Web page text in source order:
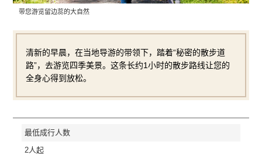
带您游览留边蕊的大自然
清新的早晨，在当地导游的带领下，踏着“秘密的散步道
路”，去游览四季美景。这条长约1小时的散步路线让您的
全身心得到放松。
最低成行人数
2人起